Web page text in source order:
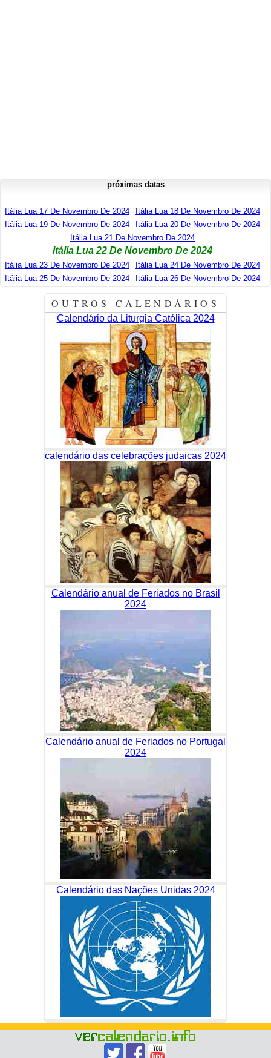
próximas datas
Itália Lua 17 De Novembro De 2024
Itália Lua 18 De Novembro De 2024
Itália Lua 19 De Novembro De 2024
Itália Lua 20 De Novembro De 2024
Itália Lua 21 De Novembro De 2024
Itália Lua 22 De Novembro De 2024
Itália Lua 23 De Novembro De 2024
Itália Lua 24 De Novembro De 2024
Itália Lua 25 De Novembro De 2024
Itália Lua 26 De Novembro De 2024
OUTROS CALENDÁRIOS
Calendário da Liturgia Católica 2024
calendário das celebrações judaicas 2024
Calendário anual de Feriados no Brasil
2024
Calendário anual de Feriados no Portugal
2024
Calendário das Nações Unidas 2024